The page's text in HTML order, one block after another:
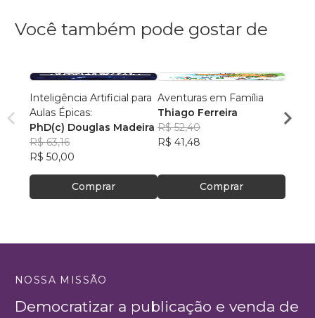
Você também pode gostar de
Inteligência Artificial para
Aulas Épicas:
PhD(c) Douglas Madeira
R$ 63,16
R$ 50,00
Comprar
Aventuras em Família
Thiago Ferreira
R$ 52,40
R$ 41,48
Comprar
R$
NOSSA MISSÃO
Democratizar a publicação e venda de